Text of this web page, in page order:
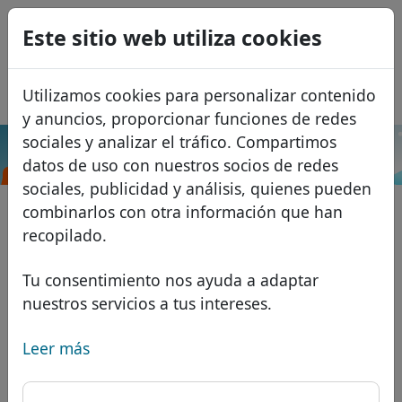
Este sitio web utiliza cookies
Utilizamos cookies para personalizar contenido
y anuncios, proporcionar funciones de redes
sociales y analizar el tráfico. Compartimos
datos de uso con nuestros socios de redes
sociales, publicidad y análisis, quienes pueden
combinarlos con otra información que han
recopilado.
Tu consentimiento nos ayuda a adaptar
nuestros servicios a tus intereses.
Leer más
Dominios
Base de datos de dominios
Dominios africanos
Dominios asiáticos
Dominios europeos
Dominios de Oriente Medio
Dominios norteamericanos
Lista de precios
Descuentos
Transferir
Buscar
Servicios
Protección de ID
Alojamiento DNS
WHOIS
USD
EUR
GBP
Français
Italiano
Português
Română
Eesti
.airforce Buscar